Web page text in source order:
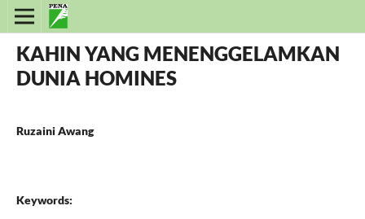
KAHIN YANG MENENGGELAMKAN
DUNIA HOMINES
Ruzaini Awang
Keywords: